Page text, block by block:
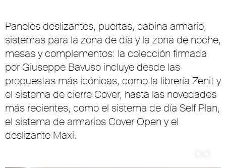
Paneles deslizantes, puertas, cabina armario,
sistemas para la zona de día y la zona de noche,
mesas y complementos: la colección firmada
por Giuseppe Bavuso incluye desde las
propuestas más icónicas, como la librería Zenit y
el sistema de cierre Cover, hasta las novedades
más recientes, como el sistema de día Self Plan,
el sistema de armarios Cover Open y el
deslizante Maxi.